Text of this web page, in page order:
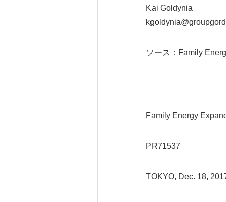
Kai Goldynia
ソース：Family
Family Energy
PR71537
TOKYO, Dec. 18,